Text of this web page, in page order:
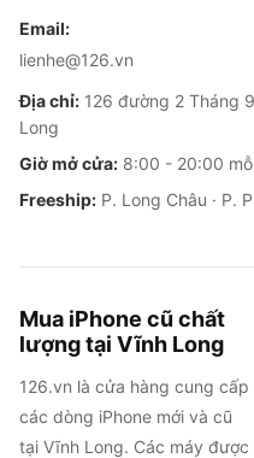
Email:
lienhe@126.vn
Địa chỉ: 126 đường 2 Tháng
Long
Giờ mở cửa: 8:00 - 20:00
Freeship: P. Long Châu · P.
Mua iPhone cũ chất
lượng tại Vĩnh Long
126.vn là cửa hàng cung cấp
các dòng iPhone mới và cũ
tại Vĩnh Long. Các máy được